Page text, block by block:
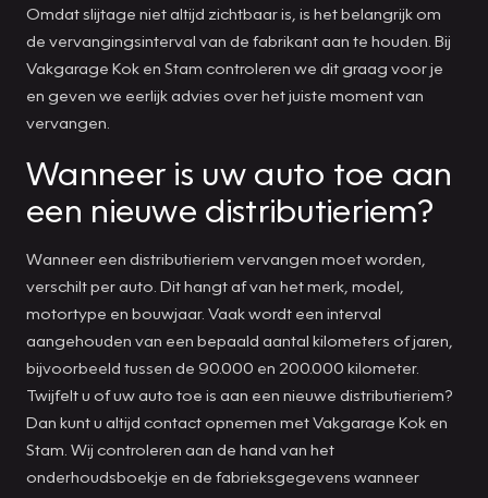
Omdat slijtage niet altijd zichtbaar is, is het belangrijk om
de vervangingsinterval van de fabrikant aan te houden. Bij
Vakgarage Kok en Stam controleren we dit graag voor je
en geven we eerlijk advies over het juiste moment van
vervangen.
Wanneer is uw auto toe aan
een nieuwe distributieriem?
Wanneer een distributieriem vervangen moet worden,
verschilt per auto. Dit hangt af van het merk, model,
motortype en bouwjaar. Vaak wordt een interval
aangehouden van een bepaald aantal kilometers of jaren,
bijvoorbeeld tussen de 90.000 en 200.000 kilometer.
Twijfelt u of uw auto toe is aan een nieuwe distributieriem?
Dan kunt u altijd contact opnemen met Vakgarage Kok en
Stam. Wij controleren aan de hand van het
onderhoudsboekje en de fabrieksgegevens wanneer